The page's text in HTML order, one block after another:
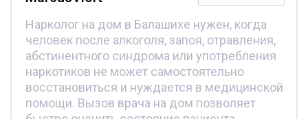
Нарколог на дом в Балашихе нужен, когда
человек после алкоголя, запоя, отравления,
абстинентного синдрома или употребления
наркотиков не может самостоятельно
восстановиться и нуждается в медицинской
помощи. Вызов врача на дом позволяет